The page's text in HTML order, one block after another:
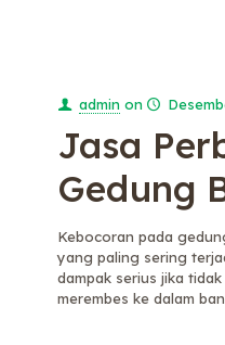
admin on
Jasa
Gedung
Kebocoran pada
yang paling sering
dampak serius jika
merembes ke dalam